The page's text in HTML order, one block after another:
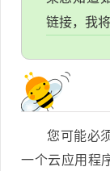
链接，我
您可能必
一个云应用程